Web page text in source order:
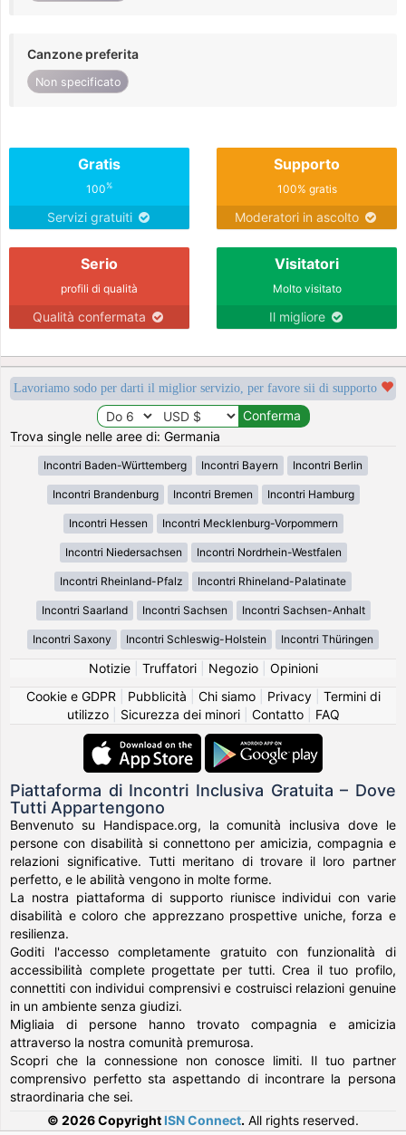
Canzone preferita
Non specificato
Gratis
100%
Servizi gratuiti
Supporto
100% gratis
Moderatori in ascolto
Serio
profili di qualità
Qualità confermata
Visitatori
Molto visitato
Il migliore
Lavoriamo sodo per darti il miglior servizio, per favore sii di supporto
Trova single nelle aree di: Germania
Incontri Baden-Württemberg Incontri Bayern Incontri Berlin
Incontri Brandenburg Incontri Bremen Incontri Hamburg
Incontri Hessen Incontri Mecklenburg-Vorpommern
Incontri Niedersachsen Incontri Nordrhein-Westfalen
Incontri Rheinland-Pfalz Incontri Rhineland-Palatinate
Incontri Saarland Incontri Sachsen Incontri Sachsen-Anhalt
Incontri Saxony Incontri Schleswig-Holstein Incontri Thüringen
Notizie| Truffatori| Negozio| Opinioni
Cookie e GDPR
Pubblicità Chi siamo| Privacy| Termini di
utilizzo| Sicurezza dei minori| Contatto| FAQ
Piattaforma di Incontri Inclusiva Gratuita – Dove
Tutti Appartengono
Benvenuto su Handispace.org, la comunità inclusiva dove le
persone con disabilità si connettono per amicizia, compagnia e
relazioni significative. Tutti meritano di trovare il loro partner
perfetto, e le abilità vengono in molte forme.
La nostra piattaforma di supporto riunisce individui con varie
disabilità e coloro che apprezzano prospettive uniche, forza e
resilienza.
Goditi l'accesso completamente gratuito con funzionalità di
accessibilità complete progettate per tutti. Crea il tuo profilo,
connettiti con individui comprensivi e costruisci relazioni genuine
in un ambiente senza giudizi.
Migliaia di persone hanno trovato compagnia e amicizia
attraverso la nostra comunità premurosa.
Scopri che la connessione non conosce limiti. Il tuo partner
comprensivo perfetto sta aspettando di incontrare la persona
straordinaria che sei.
© 2026 Copyright ISN Connect. All rights reserved.